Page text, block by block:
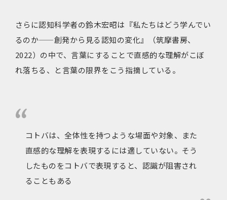
さらに認知科学者の鈴木宏昭は『私たちはどう学んでい
るのか——創発から見る認知の変化』（筑摩書房、
2022）の中で、言葉にすることで直感的な理解がこぼ
れ落ちる、と言葉の限界をこう指摘している。
コトバは、全体性を持つような場面や対象、また
直感的な理解を表現するには適していない。そう
したものをコトバで表現すると、認識が阻害され
ることもある